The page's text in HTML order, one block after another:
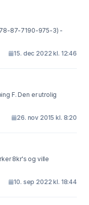
87-7190-975-3) -
15. dec 2022 kl. 12:46
F. Den er utrolig
26. nov 2015 kl. 8:20
ville
10. sep 2022 kl. 18:44